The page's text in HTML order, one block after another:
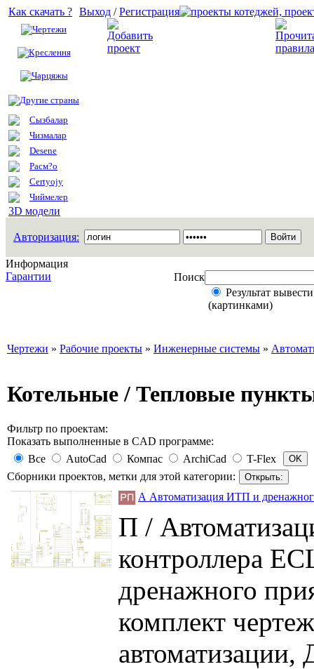
Как скачать ?
Чертежи
Креслення
Чарцяжы
Другие страны
Сызбалар
Чизмалар
Desene
Расм?о
Certyojy
Чиймелер
3D модели
Выход /Регистрация
Авторизация:
Информация
Гарантии
Поиск
Результат
(картинками)
Чертежи » Рабочие проекты » Инженерные системы »
Котельные / Тепловые
Фильтр по проектам:
Показать выполненные в CAD программе:
Все
AutoCad Компас ArchiCad
T-Flex
Сборники проектов, метки для этой категории:
А Автоматизация ИТП и
П /
контроллера
дренажного
комплект